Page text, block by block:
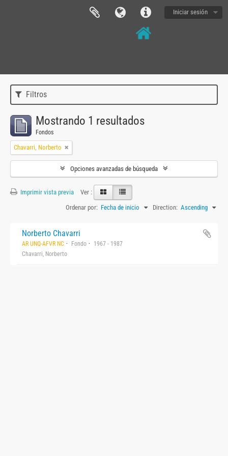
Iniciar sesión
Filtros
Mostrando 1 resultados
Fondos
Chavarri, Norberto
Opciones avanzadas de búsqueda
Imprimir vista previa
Ver :
Ordenar por: Fecha de inicio Direction: Ascending
Norberto Chavarri
AR UNQ-AFVR NC Fondo
1967 - 1987
Chavarri, Norberto